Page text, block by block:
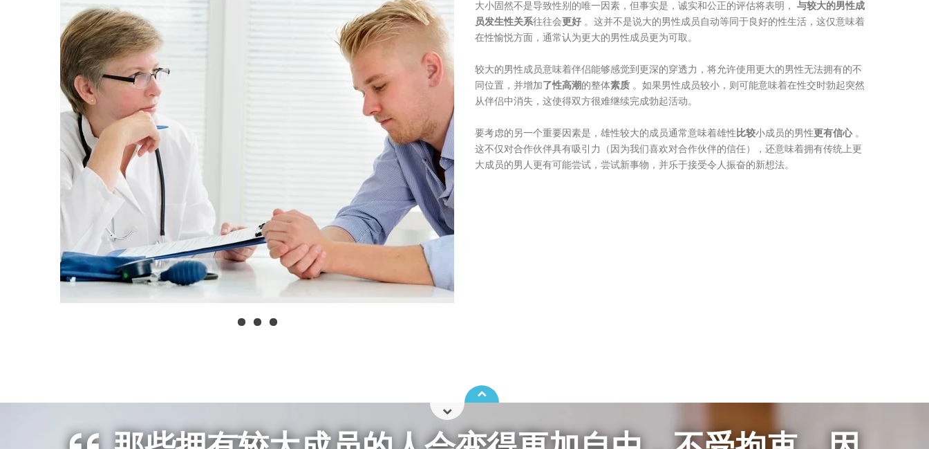
大小固然不是导致性别的唯一因素，但事实是，诚实和公正的评估将表明， 与较大的男性成
员发生性关系往往会更好 。这并不是说大的男性成员自动等同于良好的性生活，这仅意味着
在性愉悦方面，通常认为更大的男性成员更为可取。
较大的男性成员意味着伴侣能够感觉到更深的穿透力，将允许使用更大的男性无法拥有的不
同位置，并增加了性高潮的整体素质 。如果男性成员较小，则可能意味着在性交时勃起突然
从伴侣中消失，这使得双方很难继续完成勃起活动。
要考虑的另一个重要因素是，雄性较大的成员通常意味着雄性 比较小成员的男性更有信心。
这不仅对合作伙伴具有吸引力（因为我们喜欢对合作伙伴的信任），还意味着拥有传统上更
大成员的男人更有可能尝试，尝试新事物，并乐于接受令人振奋的新想法。